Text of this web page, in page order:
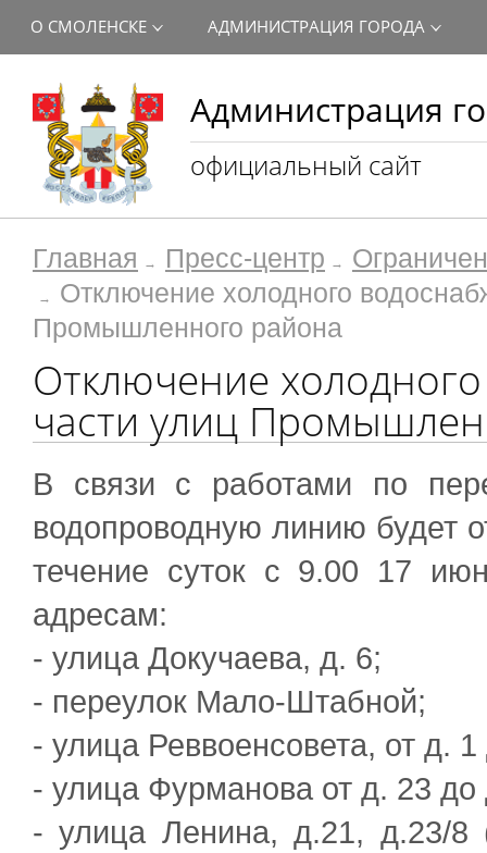
Администрация
официальный сайт
О СМОЛЕНСКЕ АДМИНИСТРАЦИЯ ГОРОДА
Главная Пресс-центр
Отключение холодного
Промышленного района
Отключение
части улиц
В связи с работами по
водопроводную линию будет
течение суток с 9.00 17
адресам:
- улица Докучаева, д. 6;
- переулок Мало-Штабной;
- улица Реввоенсовета, от д.
- улица Фурманова от д. 23 до
- улица Ленина, д.21, д.23/